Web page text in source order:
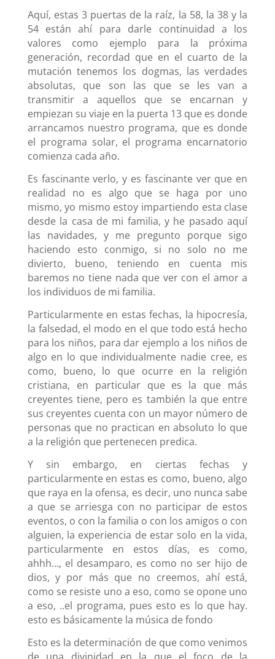
Aquí, estas 3 puertas de la raíz, la 58, la 38 y la
54 están ahí para darle continuidad a los
valores como ejemplo para la próxima
generación, recordad que en el cuarto de la
mutación tenemos los dogmas, las verdades
absolutas, que son las que se les van a
transmitir a aquellos que se encarnan y
empiezan su viaje en la puerta 13 que es donde
arrancamos nuestro programa, que es donde
el programa solar, el programa encarnatorio
comienza cada año.
Es fascinante verlo, y es fascinante ver que en
realidad no es algo que se haga por uno
mismo, yo mismo estoy impartiendo esta clase
desde la casa de mi familia, y he pasado aquí
las navidades, y me pregunto porque sigo
haciendo esto conmigo, si no solo no me
divierto, bueno, teniendo en cuenta mis
baremos no tiene nada que ver con el amor a
los individuos de mi familia.
Particularmente en estas fechas, la hipocresía,
la falsedad, el modo en el que todo está hecho
para los niños, para dar ejemplo a los niños de
algo en lo que individualmente nadie cree, es
como, bueno, lo que ocurre en la religión
cristiana, en particular que es la que más
creyentes tiene, pero es también la que entre
sus creyentes cuenta con un mayor número de
personas que no practican en absoluto lo que
a la religión que pertenecen predica.
Y sin embargo, en ciertas fechas y
particularmente en estas es como, bueno, algo
que raya en la ofensa, es decir, uno nunca sabe
a que se arriesga con no participar de estos
eventos, o con la familia o con los amigos o con
alguien, la experiencia de estar solo en la vida,
particularmente en estos días, es como,
ahhh…, el desamparo, es como no ser hijo de
dios, y por más que no creemos, ahí está,
como se resiste uno a eso, como se opone uno
a eso, ..el programa, pues esto es lo que hay.
esto es básicamente la música de fondo
Esto es la determinación de que como venimos